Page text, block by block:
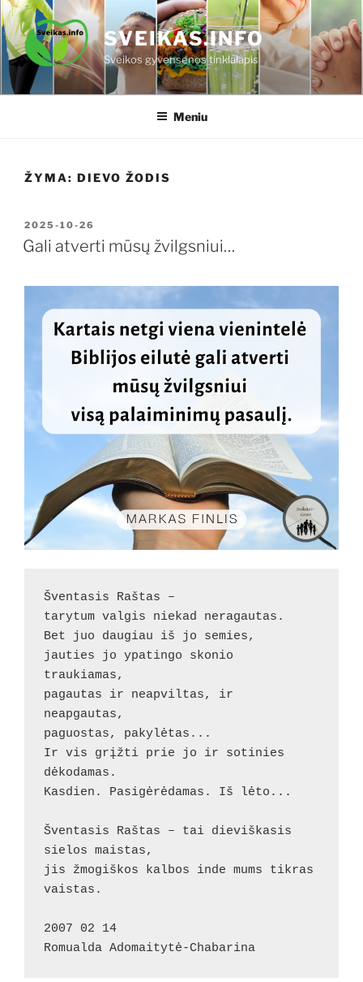
Eiti
prie
turinio
SVEIKAS.INFO
Sveikos gyvensenos tinklalapis
Meniu
ŽYMA: DIEVO ŽODIS
PASKELBTA
2025-10-26
Gali atverti mūsų žvilgsniui…
Šventasis Raštas –
tarytum valgis niekad neragautas.
Bet juo daugiau iš jo semies,
jauties jo ypatingo skonio
traukiamas,
pagautas ir neapviltas, ir
neapgautas,
paguostas, pakylėtas...
Ir vis grįžti prie jo ir sotinies
dėkodamas.
Kasdien. Pasigėrėdamas. Iš lėto...
Šventasis Raštas – tai dieviškasis
sielos maistas,
jis žmogiškos kalbos inde mums tikras
vaistas.
2007 02 14
Romualda Adomaitytė-Chabarina